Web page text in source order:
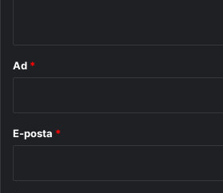
Ad *
E-posta *